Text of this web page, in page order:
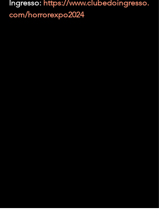
Ingresso: https://www.clubedoingresso.
com/horrorexpo2024